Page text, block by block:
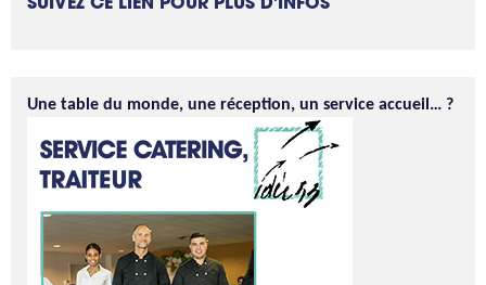
SUIVEZ CE LIEN POUR PLUS D'INFOS
Une table du monde, une réception, un service accueil… ?